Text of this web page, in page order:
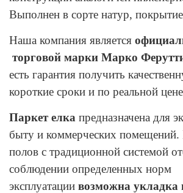
Выполнен в сорте натур,
Наша компания является
торговой марки Марко
есть гарантия получить
короткие сроки и по реальной
Паркет елка предназначена для
быту и коммерческих помещений.
полов с традиционной системой
соблюдении определенных норм
эксплуатации возможна укладка